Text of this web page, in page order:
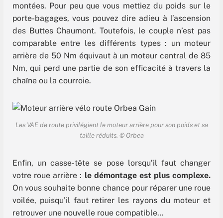
montées. Pour peu que vous mettiez du poids sur le
porte-bagages, vous pouvez dire adieu à l’ascension
des Buttes Chaumont. Toutefois, le couple n’est pas
comparable entre les différents types : un moteur
arrière de 50 Nm équivaut à un moteur central de 85
Nm, qui perd une partie de son efficacité à travers la
chaîne ou la courroie.
Les VAE de route privilégient le moteur arrière pour son poids et sa
taille réduits. © Orbea
Enfin, un casse-tête se pose lorsqu’il faut changer
votre roue arrière : le démontage est plus complexe.
On vous souhaite bonne chance pour réparer une roue
voilée, puisqu’il faut retirer les rayons du moteur et
retrouver une nouvelle roue compatible…